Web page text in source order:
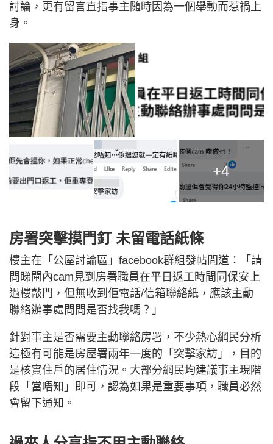
討論，更有留言直指事主隨時因為一個舉動而惹禍上
身。
+4
房署突擊摸門釘 未留電話紙條
樓主在「公屋討論區」facebook群組發帖問道：「請
問睇閘內cam見到房署職員在平日返工時間同保安上
過樓敲門，但無收到佢電話/信箱聯絡紙，應該主動
聯絡辦事處問問是否找我嗎？」
針對事主是否需要主動聯絡房署，不少熱心網民分析
這極有可能是房屋署兩年一度的「突擊家訪」，目的
是核實住戶的居住情況。大部分網民均建議事主現階
段「當唔知」即可，認為如果是重要事項，職員必然
會留下通知。